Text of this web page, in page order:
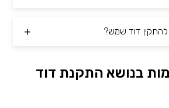
דוד שמש?
בנושא התקנת דוד